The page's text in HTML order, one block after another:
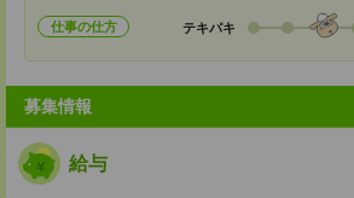
仕事の仕方 テキパキ
募集情報
給与